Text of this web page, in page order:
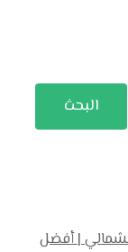
البحث
| أفضل